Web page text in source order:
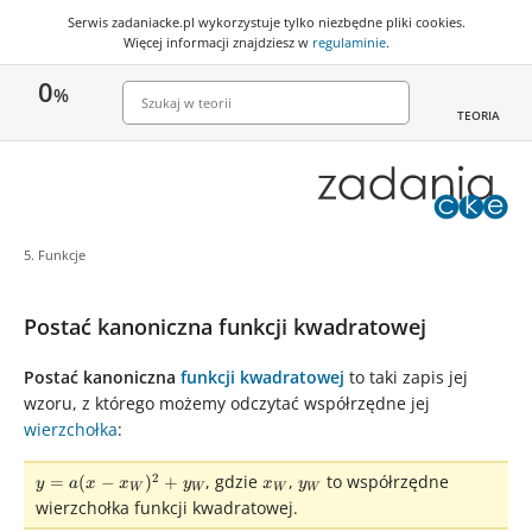
Serwis zadaniacke.pl wykorzystuje tylko niezbędne pliki cookies.
Więcej informacji znajdziesz w regulaminie.
0%
TEORIA
5. Funkcje
Postać kanoniczna funkcji kwadratowej
Postać kanoniczna funkcji kwadratowej to taki zapis jej
wzoru, z którego możemy odczytać współrzędne jej
wierzchołka:
y = a(x-
x_{W})^{2}+y_{W}
y = a(x − x W )2 + yW , gdziex_{W}
xW ,y_{W}
yW
to współrzędne
wierzchołka funkcji kwadratowej.